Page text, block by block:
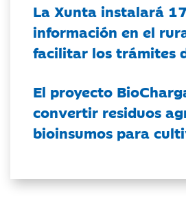
La Xunta instalará
información en el
facilitar los trámites
El proyecto
convertir residuos
bioinsumos para